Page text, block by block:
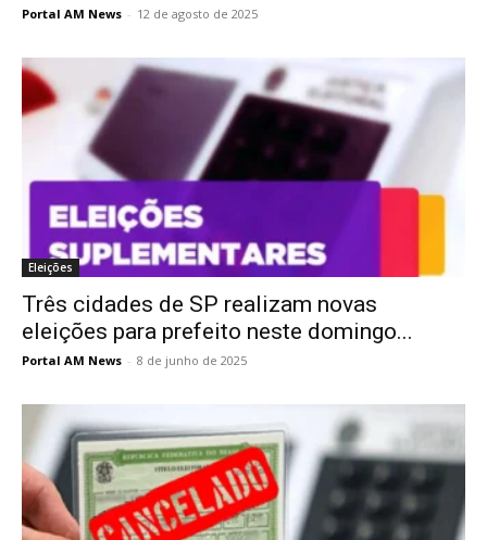
Portal AM News - 12 de agosto de 2025
Eleições
Três cidades de SP realizam novas
eleições para prefeito neste domingo...
Portal AM News - 8 de junho de 2025